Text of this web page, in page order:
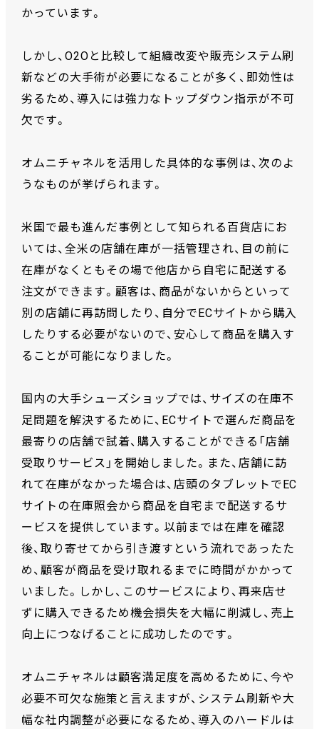
かっています。
しかし、O2Oと比較して組織改変や販売システム刷
新などの大手術が必要になることが多く、即効性は
劣るため、導入には強力なトップダウン指示が不可
欠です。
オムニチャネルを活用した具体的な事例は、次のよ
うなものが挙げられます。
米国で最も進んだ事例として知られる百貨店にお
いては、全米の店舗在庫が一括管理され、目の前に
在庫がなくともその場で他店から自宅に配送する
注文ができます。顧客は、商品がないからといって
別の店舗に再訪問したり、自分でECサイトから購入
したりする必要がないので、安心して商品を購入す
ることが可能になりました。
国内の大手シューズショップでは、サイズの在庫不
足問題を解決するために、ECサイトで選んだ商品を
最寄りの店舗で試着、購入することができる「店舗
受取りサービス」を開始しました。また、店舗に訪
れて在庫がなかった場合は、店頭のタブレットでEC
サイトの在庫照会から商品を自宅まで配送するサ
ービスを提供しています。以前までは在庫を確認
後、取り寄せてから引き渡すという流れであったた
め、顧客が商品を受け取れるまでに時間がかかって
いました。しかし、このサービスにより、再来店せ
ずに購入できるため機会損失を大幅に削減し、売上
向上につなげることに成功したのです。
オムニチャネルは顧客満足度を高めるために、今や
必要不可欠な施策と言えますが、システム刷新や大
幅な社内調整が必要になるため、導入のハードルは